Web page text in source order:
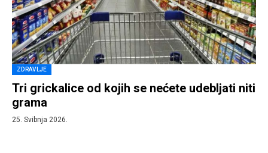
ZDRAVLJE
Tri grickalice od kojih se nećete udebljati niti
grama
25. Svibnja 2026.